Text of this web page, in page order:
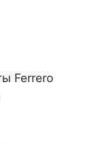
Ferrero